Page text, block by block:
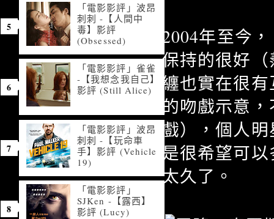
2004年至今
保持的很好
纏也實在很
的吻戲示意
戲），個人
是很希望可
太久了。
「電影影評」波昂
刺刺 -【人間中
毒】影評
(Obsessed)
「電影影評」雀雀
-【我想念我自己】
影評 (Still Alice)
「電影影評」波昂
刺刺 -【玩命車
手】影評 (Vehicle
19)
「電影影評」
SJKen -【露西】
影評 (Lucy)